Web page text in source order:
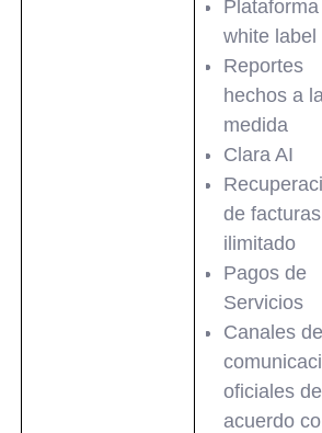
Plataforma
white label
Reportes
hechos a
medida
Clara AI
de
ilimitado
Pagos de
Servicios
Canales de
oficiales de
acuerdo